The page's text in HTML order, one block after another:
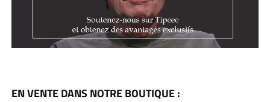
EN VENTE DANS NOTRE BOUTIQUE :